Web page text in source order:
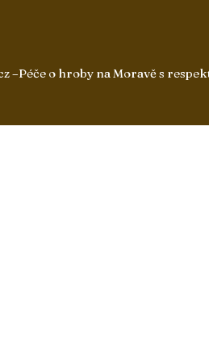
–Péče o hroby na Moravě s